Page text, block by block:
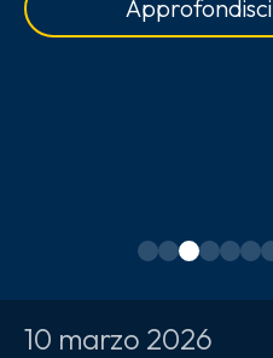
Approfondisci
10 marzo 2026